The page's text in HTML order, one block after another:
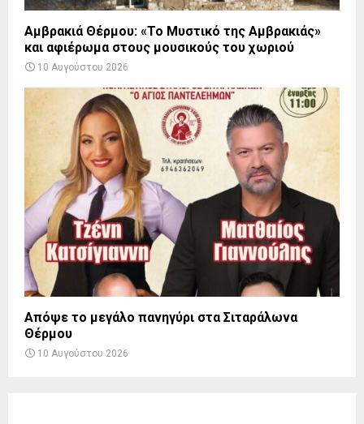
Αμβρακιά Θέρμου: «Το Μυστικό της Αμβρακιάς»
και αφιέρωμα στους μουσικούς του χωριού
10 Αυγούστου 2026
Απόψε το μεγάλο πανηγύρι στα Σιταράλωνα
Θέρμου
10 Αυγούστου 2026